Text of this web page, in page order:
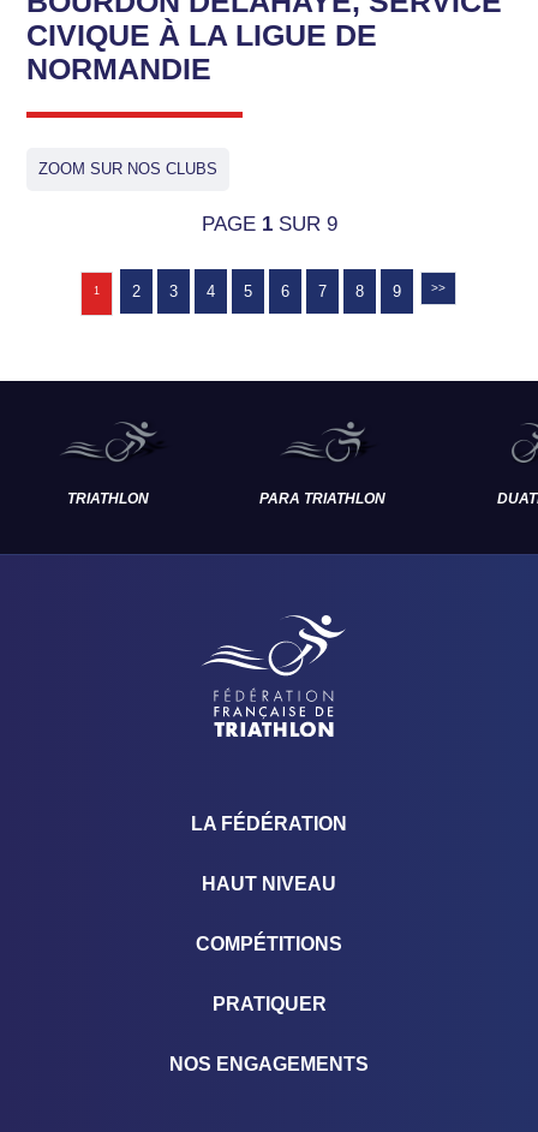
CIVIQUE À LA LIGUE DE
NORMANDIE
ZOOM SUR NOS CLUBS
PAGE 1SUR 9
1 2 3 4 5 6 7 8 9 >>
TRIATHLON PARA TRIATHLON
LA FÉDÉRATION
HAUT NIVEAU
COMPÉTITIONS
PRATIQUER
NOS ENGAGEMENTS